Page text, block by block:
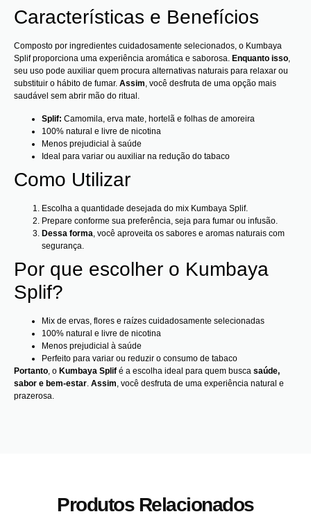
Características e Benefícios
Composto por ingredientes cuidadosamente selecionados, o Kumbaya
Splif proporciona uma experiência aromática e saborosa. Enquanto isso,
seu uso pode auxiliar quem procura alternativas naturais para relaxar ou
substituir o hábito de fumar. Assim, você desfruta de uma opção mais
saudável sem abrir mão do ritual.
Splif: Camomila, erva mate, hortelã e folhas de amoreira
100% natural e livre de nicotina
Menos prejudicial à saúde
Ideal para variar ou auxiliar na redução do tabaco
Como Utilizar
Escolha a quantidade desejada do mix Kumbaya Splif.
Prepare conforme sua preferência, seja para fumar ou infusão.
Dessa forma , você aproveita os sabores e aromas naturais com
segurança.
Por que escolher o Kumbaya
Splif?
Mix de ervas, flores e raízes cuidadosamente selecionadas
100% natural e livre de nicotina
Menos prejudicial à saúde
Perfeito para variar ou reduzir o consumo de tabaco
Portanto , o Kumbaya Splif é a escolha ideal para quem busca saúde,
sabor e bem-estar Assim , você desfruta de uma experiência natural e
prazerosa.
Produtos Relacionados